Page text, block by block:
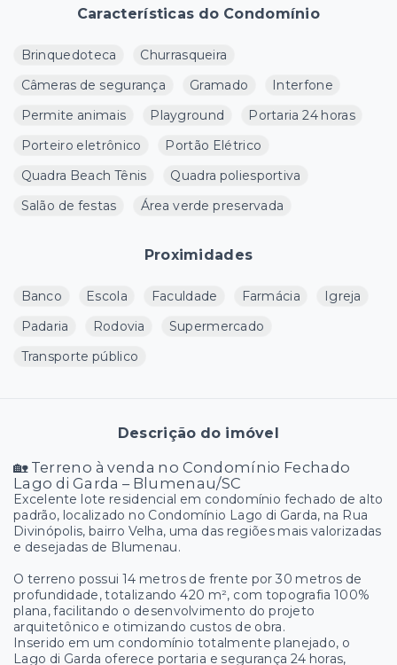
Características do Condomínio
Brinquedoteca
Churrasqueira
Câmeras de segurança
Gramado
Interfone
Permite animais
Playground
Portaria 24 horas
Porteiro eletrônico
Portão Elétrico
Quadra Beach Tênis
Quadra poliesportiva
Salão de festas
Área verde preservada
Proximidades
Banco Escola Faculdade Farmácia
Igreja
Padaria
Rodovia
Supermercado
Transporte público
Descrição do imóvel
🏡 Terreno à venda no Condomínio Fechado
Lago di Garda – Blumenau/SC
Excelente lote residencial em condomínio fechado de alto
padrão, localizado no Condomínio Lago di Garda, na Rua
Divinópolis, bairro Velha, uma das regiões mais valorizadas
e desejadas de Blumenau.
O terreno possui 14 metros de frente por 30 metros de
profundidade, totalizando 420 m², com topografia 100%
plana, facilitando o desenvolvimento do projeto
arquitetônico e otimizando custos de obra.
Inserido em um condomínio totalmente planejado, o
Lago di Garda oferece portaria e segurança 24 horas,